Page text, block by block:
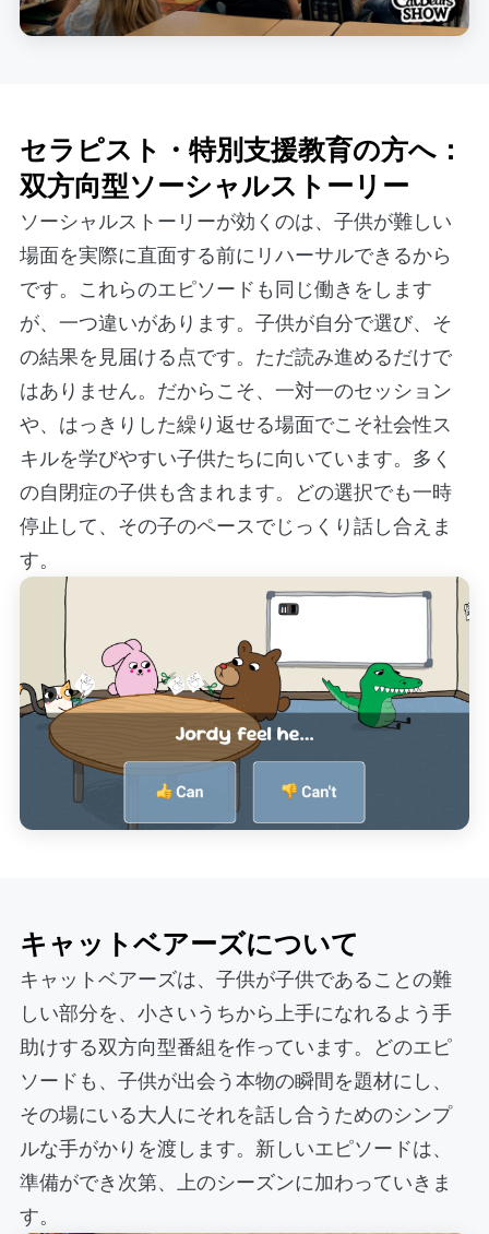
セラピスト・特別支援教育の方へ：
双方向型ソーシャルストーリー
ソーシャルストーリーが効くのは、子供が難しい
場面を実際に直面する前にリハーサルできるから
です。これらのエピソードも同じ働きをします
が、一つ違いがあります。子供が自分で選び、そ
の結果を見届ける点です。ただ読み進めるだけで
はありません。だからこそ、一対一のセッション
や、はっきりした繰り返せる場面でこそ社会性ス
キルを学びやすい子供たちに向いています。多く
の自閉症の子供も含まれます。どの選択でも一時
停止して、その子のペースでじっくり話し合えま
す。
キャットベアーズについて
キャットベアーズは、子供が子供であることの難
しい部分を、小さいうちから上手になれるよう手
助けする双方向型番組を作っています。どのエピ
ソードも、子供が出会う本物の瞬間を題材にし、
その場にいる大人にそれを話し合うためのシンプ
ルな手がかりを渡します。新しいエピソードは、
準備ができ次第、上のシーズンに加わっていきま
す。